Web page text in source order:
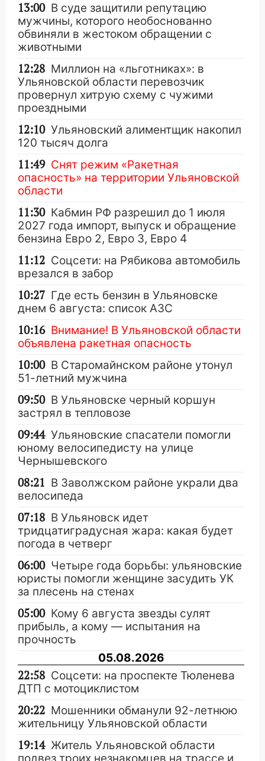
13:00 В суде защитили репутацию
мужчины, которого необоснованно
обвиняли в жестоком обращении с
животными
12:28 Миллион на «льготниках»: в
Ульяновской области перевозчик
провернул хитрую схему с чужими
проездными
12:10 Ульяновский алиментщик накопил
120 тысяч долга
11:49 Снят режим «Ракетная
опасность» на территории Ульяновской
области
11:30 Кабмин РФ разрешил до 1 июля
2027 года импорт, выпуск и обращение
бензина Евро 2, Евро 3, Евро 4
11:12 Соцсети: на Рябикова автомобиль
врезался в забор
10:27 Где есть бензин в Ульяновске
днем 6 августа: список АЗС
10:16 Внимание! В Ульяновской области
объявлена ракетная опасность
10:00 В Старомайнском районе утонул
51-летний мужчина
09:50 В Ульяновске черный коршун
застрял в тепловозе
09:44 Ульяновские спасатели помогли
юному велосипедисту на улице
Чернышевского
08:21 В Заволжском районе украли два
велосипеда
07:18 В Ульяновск идет
тридцатиградусная жара: какая будет
погода в четверг
06:00 Четыре года борьбы: ульяновские
юристы помогли женщине засудить УК
за плесень на стенах
05:00 Кому 6 августа звезды сулят
прибыль, а кому — испытания на
прочность
05.08.2026
22:58 Соцсети: на проспекте Тюленева
ДТП с мотоциклистом
20:22 Мошенники обманули 92-летнюю
жительницу Ульяновской области
19:14 Житель Ульяновской области